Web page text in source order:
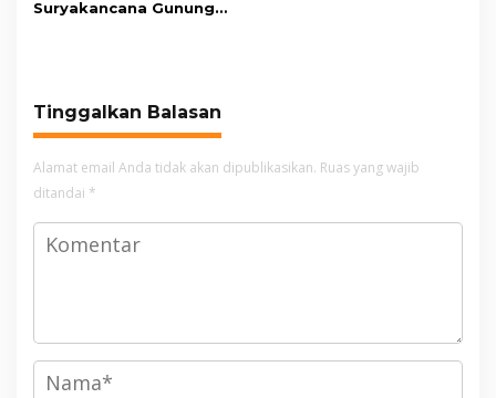
Suryakancana Gunung
Tinggalkan Balasan
Alamat email Anda tidak akan dipublikasikan. Ruas yang wajib
ditandai *